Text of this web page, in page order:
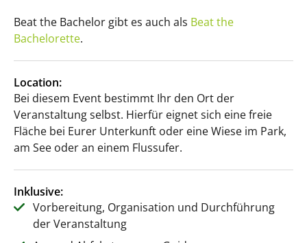
Beat the Bachelor gibt es auch als Beat the
Bachelorette.
Location:
Bei diesem Event bestimmt Ihr den Ort der
Veranstaltung selbst. Hierfür eignet sich eine freie
Fläche bei Eurer Unterkunft oder eine Wiese im Park,
am See oder an einem Flussufer.
Inklusive:
Vorbereitung, Organisation und Durchführung
der Veranstaltung